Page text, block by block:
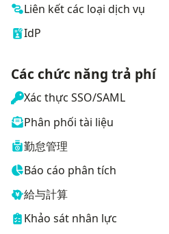
Liên kết các loại dịch vụ
IdP
Các chức năng trả phí
Xác thực SSO/SAML
Phân phối tài liệu
勤怠管理
Báo cáo phân tích
給与計算
Khảo sát nhân lực